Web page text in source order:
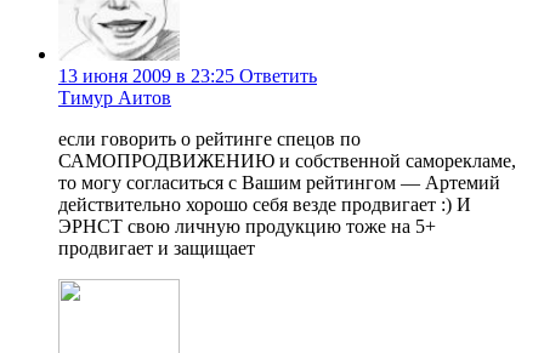
13 июня 2009 в 23:25 Ответить
Тимур Аитов
если говорить о рейтинге спецов по
САМОПРОДВИЖЕНИЮ и собственной саморекламе,
то могу согласиться с Вашим рейтингом — Артемий
действительно хорошо себя везде продвигает :) И
ЭРНСТ свою личную продукцию тоже на 5+
продвигает и защищает